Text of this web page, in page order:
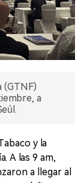
(GTNF)
a
y la
A las 9 am,
a llegar al